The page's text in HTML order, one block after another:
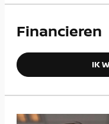
Financieren
IK